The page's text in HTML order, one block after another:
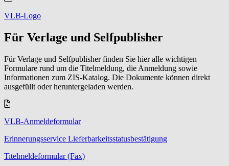
VLB-Logo
Für Verlage und Selfpublisher
Für Verlage und Selfpublisher finden Sie hier alle wichtigen
Formulare rund um die Titelmeldung, die Anmeldung sowie
Informationen zum ZIS-Katalog. Die Dokumente können direkt
ausgefüllt oder heruntergeladen werden.
VLB-Anmeldeformular
Erinnerungsservice Lieferbarkeitsstatusbestätigung
Titelmeldeformular (Fax)